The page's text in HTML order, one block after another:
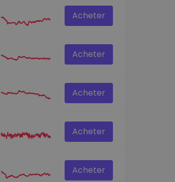
Acheter
Acheter
Acheter
Acheter
Acheter